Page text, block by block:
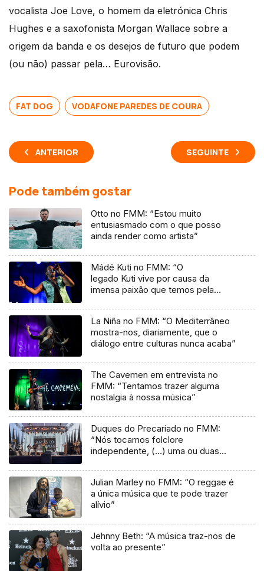
vocalista Joe Love, o homem da eletrónica Chris
Hughes e a saxofonista Morgan Wallace sobre a
origem da banda e os desejos de futuro que podem
(ou não) passar pela… Eurovisão.
FAT DOG VODAFONE PAREDES DE COURA
ANTERIOR SEGUINTE
Pode também gostar
Otto no FMM: “Estou muito
entusiasmado com o que posso
ainda render como artista”
Mádé Kuti no FMM: “O
legado Kuti vive por causa da
imensa paixão que temos pela
La Niña no FMM: “O Mediterrâneo
mostra-nos, diariamente, que o
diálogo entre culturas nunca acaba”
The Cavemen em entrevista no
FMM: “Tentamos trazer alguma
nostalgia à nossa música”
Duques do Precariado no FMM:
“Nós tocamos folclore
independente, (…) uma ou duas
Julian Marley no FMM: “O reggae é
a única música que te pode trazer
alívio”
Jehnny Beth: “A música traz-nos de
volta ao presente”